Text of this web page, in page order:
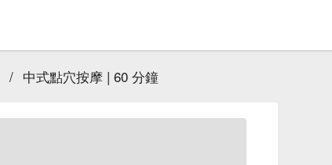
/ 中式點穴按摩 | 60 分鐘